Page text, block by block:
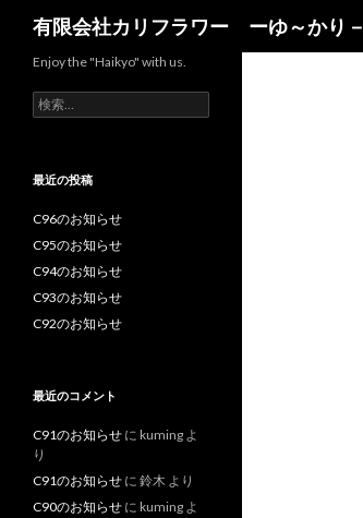
有限会社カリフラワー ーゆ～かり－
Enjoy the "Haikyo" with us.
検
索:
最近の投稿
C96のお知らせ
C95のお知らせ
C94のお知らせ
C93のお知らせ
C92のお知らせ
最近のコメント
C91のお知らせ に kuming よ
り
C91のお知らせ に 鈴木 より
C90のお知らせ に kuming よ